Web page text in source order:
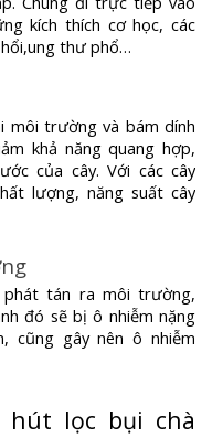
kích thích cơ học, các
thư phổ…
môi trường và bám dính
khả năng quang hợp,
của cây. Với các cây
lượng, năng suất cây
tán ra môi trường,
đó sẽ bị ô nhiễm nặng
cũng gây nên ô nhiễm
lọc bụi chà